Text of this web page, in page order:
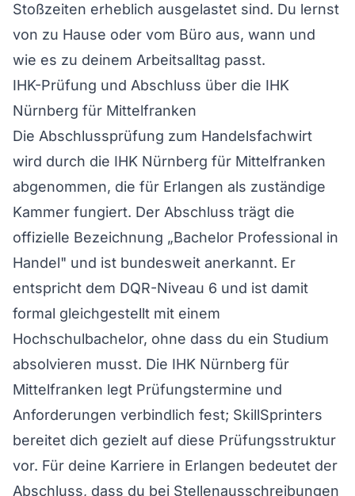
Stoßzeiten erheblich ausgelastet sind. Du lernst
von zu Hause oder vom Büro aus, wann und
wie es zu deinem Arbeitsalltag passt.
IHK-Prüfung und Abschluss über die IHK
Nürnberg für Mittelfranken
Die Abschlussprüfung zum Handelsfachwirt
wird durch die IHK Nürnberg für Mittelfranken
abgenommen, die für Erlangen als zuständige
Kammer fungiert. Der Abschluss trägt die
offizielle Bezeichnung „Bachelor Professional in
Handel" und ist bundesweit anerkannt. Er
entspricht dem DQR-Niveau 6 und ist damit
formal gleichgestellt mit einem
Hochschulbachelor, ohne dass du ein Studium
absolvieren musst. Die IHK Nürnberg für
Mittelfranken legt Prüfungstermine und
Anforderungen verbindlich fest; SkillSprinters
bereitet dich gezielt auf diese Prüfungsstruktur
vor. Für deine Karriere in Erlangen bedeutet der
Abschluss, dass du bei Stellenausschreibungen